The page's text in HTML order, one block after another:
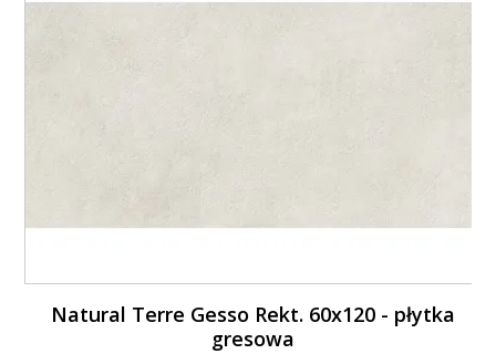
Natural Terre Gesso Rekt. 60x120 - płytka
gresowa